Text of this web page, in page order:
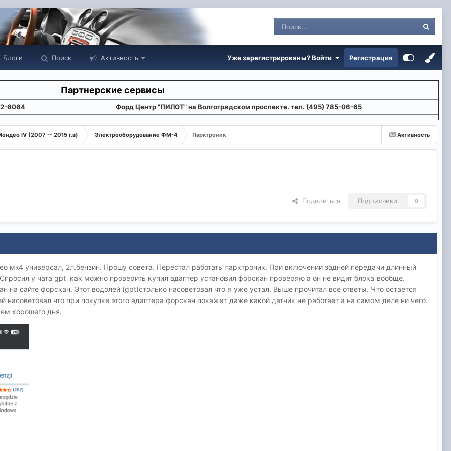
Блоги Поиск Активность Уже зарегистрированы? Войти Регистрация
Партнерские сервисы
6064 Форд Центр "ПИЛОТ" на Волгоградском проспекте. тел. (495) 785-06-65
Активность
IV (2007 -- 2015 г.в) Электрооборудование ФМ-4 Парктроник
Поделиться Подписчики 0
мк4 универсал, 2л.бензин. Прошу совета. Перестал работать парктроник. При включении задней передачи длинный
у чата gpt как можно проверить купил адаптер установил форскан проверяю а он не видит блока вообще.
на сайте форскан. Этот водолей (gpt)столько насоветовал что я уже устал. Выше прочитал все ответы. Что остается
насоветовал что при покупке этого адаптера форскан покажет даже какой датчик не работает а на самом деле ни чего.
хорошего дня.